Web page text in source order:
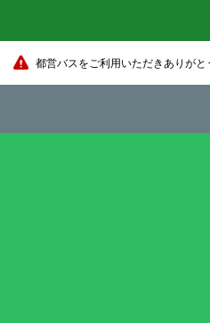
都営バスをご利用いただきありがと